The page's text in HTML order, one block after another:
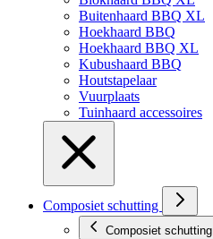
Buitenhaard BBQ XL
Hoekhaard BBQ
Hoekhaard BBQ XL
Kubushaard BBQ
Houtstapelaar
Vuurplaats
Tuinhaard accessoires
Composiet schutting
Composiet schutting